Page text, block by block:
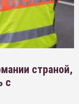
страной,
с